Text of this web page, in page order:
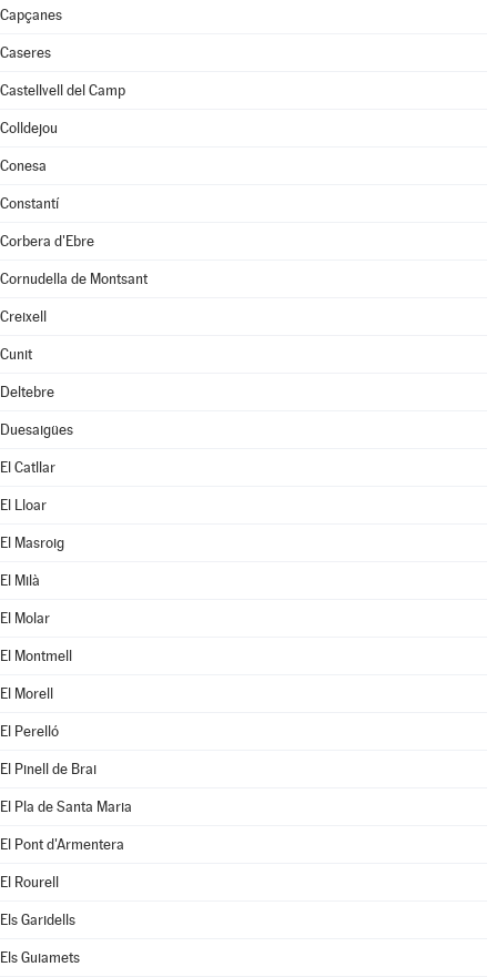
Capçanes
Caseres
Castellvell del Camp
Colldejou
Conesa
Constantí
Corbera d'Ebre
Cornudella de Montsant
Creixell
Cunit
Deltebre
Duesaigües
El Catllar
El Lloar
El Masroig
El Milà
El Molar
El Montmell
El Morell
El Perelló
El Pinell de Brai
El Pla de Santa Maria
El Pont d'Armentera
El Rourell
Els Garidells
Els Guiamets